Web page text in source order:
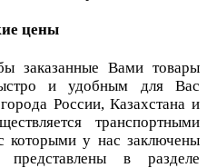
цены
заказанные Вами товары
и удобным для Вас
России, Казахстана и
транспортными
которыми у нас заключены
в разделе